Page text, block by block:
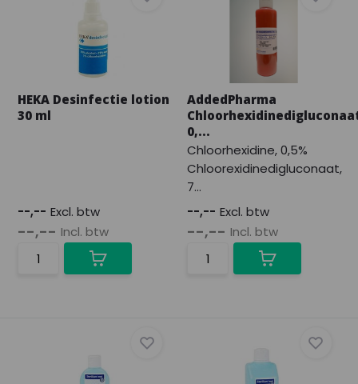
HEKA Desinfectie lotion
30 ml
--,-- Excl. btw
--,-- Incl. btw
AddedPharma
0,...
Chloorhexidine, 0,5%
Chloorexidinedigluconaat,
7...
--,-- Excl. btw
--,-- Incl. btw